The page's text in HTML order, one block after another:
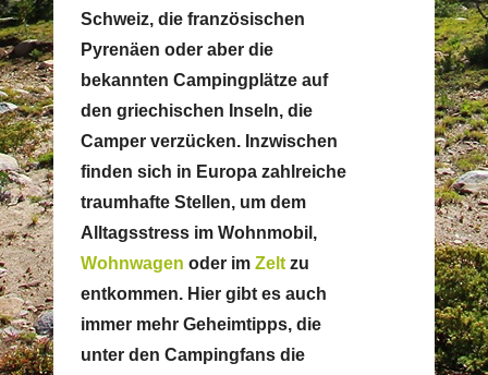
Schweiz, die französischen
Pyrenäen oder aber die
bekannten Campingplätze auf
den griechischen Inseln, die
Camper verzücken. Inzwischen
finden sich in Europa zahlreiche
traumhafte Stellen, um dem
Alltagsstress im Wohnmobil,
Wohnwagen oder im Zelt zu
entkommen. Hier gibt es auch
immer mehr Geheimtipps, die
unter den Campingfans die